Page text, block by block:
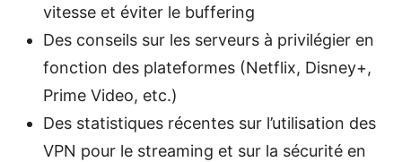
vitesse et éviter le buffering
Des conseils sur les serveurs à privilégier en
fonction des plateformes (Netflix, Disney+,
Prime Video, etc.)
Des statistiques récentes sur l’utilisation des
VPN pour le streaming et sur la sécurité en